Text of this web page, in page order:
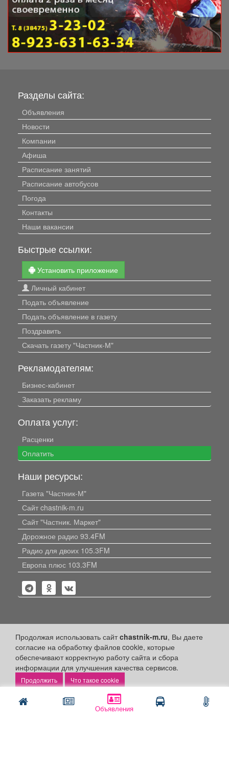
Объявления
Продолжая использовать сайтchastnik-m.ru, Вы даете
согласие на обработку файлов cookie, которые
обеспечивают корректную работу сайта и сбора
информации для улучшения качества сервисов.
Что такое cookie
Разделы сайта:
Объявления
Новости
Компании
Афиша
Расписание занятий
Расписание автобусов
Погода
Контакты
Наши вакансии
Быстрые ссылки:
Установить приложение
Личный кабинет
Подать объявление
Подать объявление в газету
Поздравить
Скачать газету "Частник-М"
Рекламодателям:
Бизнес-кабинет
Заказать рекламу
Оплата услуг:
Расценки
Оплатить
Наши ресурсы:
Газета "Частник-М"
Сайт chastnik-m.ru
Сайт "Частник. Маркет"
Дорожное радио 93.4FM
Радио для двоих 105.3FM
Европа плюс 103.3FM
Политика конфиденциальности
Публикации с пометкой «Реклама», «На правах рекламы»,
«Партнёрский проект» оплачены рекламодателем.
Редакция сайта не несет ответственности за достоверность
информации, содержащейся в рекламных материалах и
объявлениях.
+16 © 2006-2026 ООО "Частник-М"